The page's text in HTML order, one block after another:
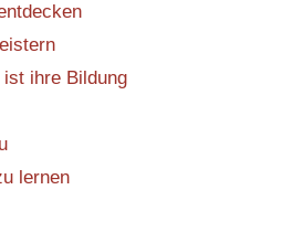
ihre Bildung
lernen